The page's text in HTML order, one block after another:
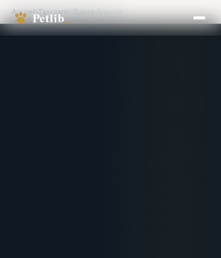
Accueil›Taxi canin›Suisse›Argovie